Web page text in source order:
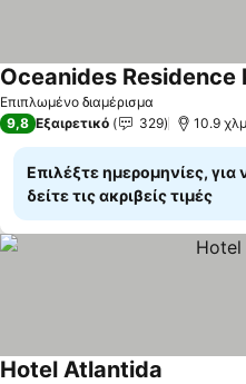
Επιπλωμένο διαμέρισμα
Oceanides Residence
9,8 Εξαιρετικό 329 10.9
Επιλέξτε ημερομηνίες, για
δείτε τις ακριβείς τιμές
Hotel Atlantida